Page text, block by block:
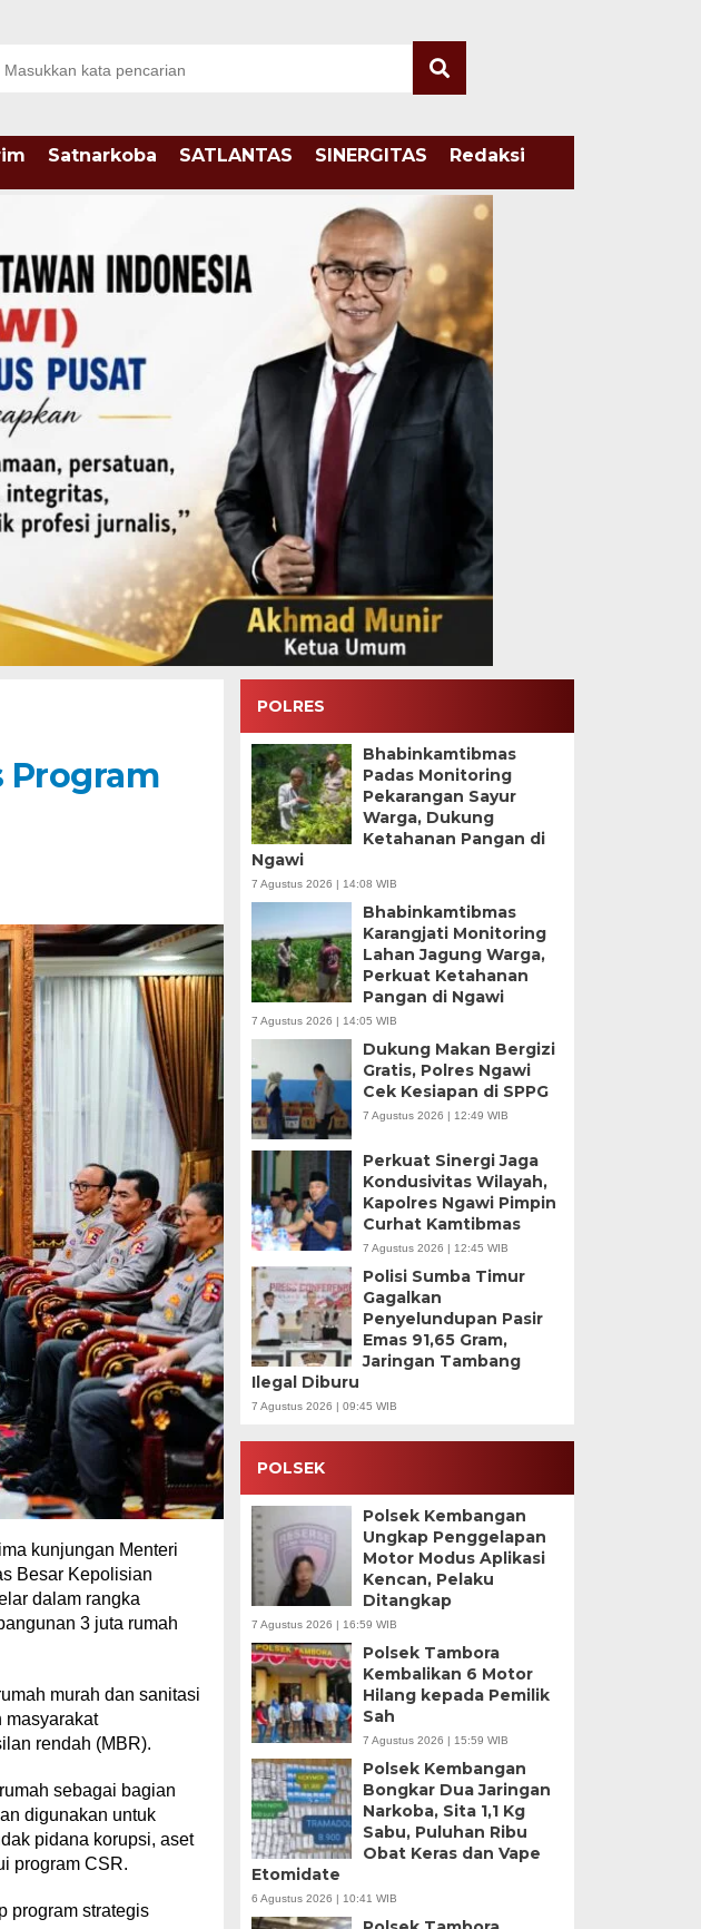
Satnarkoba SATLANTAS SINERGITAS Redaksi
Program
kunjungan Menteri
Besar Kepolisian
dalam rangka
3 juta rumah
murah dan sanitasi
masyarakat
rendah (MBR).
sebagai bagian
digunakan untuk
pidana korupsi, aset
program CSR.
program strategis
POLRES
Bhabinkamtibmas
Padas Monitoring
Pekarangan Sayur
Warga, Dukung
Ketahanan Pangan di
Ngawi
7 Agustus 2026 | 14:08 WIB
Bhabinkamtibmas
Karangjati Monitoring
Lahan Jagung Warga,
Perkuat Ketahanan
Pangan di Ngawi
7 Agustus 2026 | 14:05 WIB
Dukung Makan Bergizi
Gratis, Polres Ngawi
Cek Kesiapan di SPPG
7 Agustus 2026 | 12:49 WIB
Perkuat Sinergi Jaga
Kondusivitas Wilayah,
Kapolres Ngawi Pimpin
Curhat Kamtibmas
7 Agustus 2026 | 12:45 WIB
Polisi Sumba Timur
Gagalkan
Penyelundupan Pasir
Emas 91,65 Gram,
Jaringan Tambang
Ilegal Diburu
7 Agustus 2026 | 09:45 WIB
POLSEK
Polsek Kembangan
Ungkap Penggelapan
Motor Modus Aplikasi
Kencan, Pelaku
Ditangkap
7 Agustus 2026 | 16:59 WIB
Polsek Tambora
Kembalikan 6 Motor
Hilang kepada Pemilik
Sah
7 Agustus 2026 | 15:59 WIB
Polsek Kembangan
Bongkar Dua Jaringan
Narkoba, Sita 1,1 Kg
Sabu, Puluhan Ribu
Obat Keras dan Vape
Etomidate
6 Agustus 2026 | 10:41 WIB